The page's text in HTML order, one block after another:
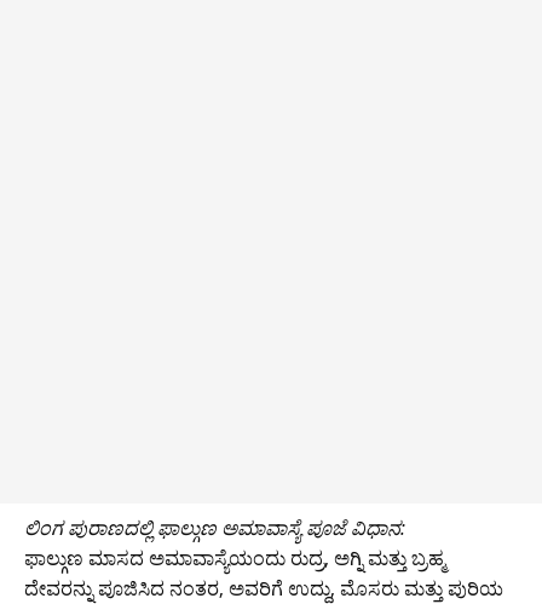
ಲಿಂಗ ಪುರಾಣದಲ್ಲಿ ಫಾಲ್ಗುಣ ಅಮಾವಾಸ್ಯೆ ಪೂಜೆ ವಿಧಾನ:
ಫಾಲ್ಗುಣ ಮಾಸದ ಅಮಾವಾಸ್ಯೆಯಂದು ರುದ್ರ, ಅಗ್ನಿ ಮತ್ತು ಬ್ರಹ್ಮ
ದೇವರನ್ನು ಪೂಜಿಸಿದ ನಂತರ, ಅವರಿಗೆ ಉದ್ದು, ಮೊಸರು ಮತ್ತು ಪುರಿಯ